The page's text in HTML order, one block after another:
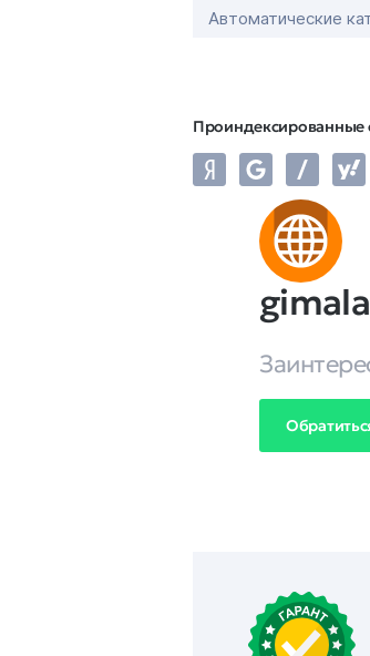
Автоматические
Проиндексированные